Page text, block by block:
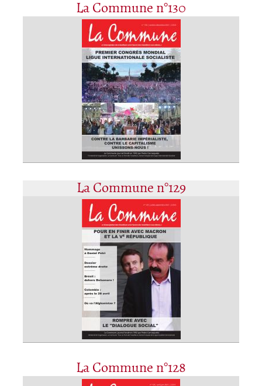
La Commune n°130
La Commune n°129
La Commune n°128